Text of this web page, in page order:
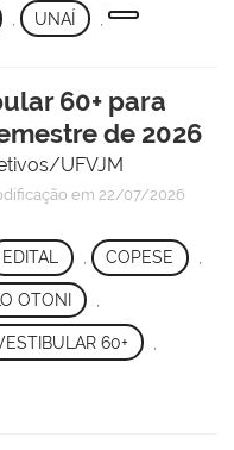
UNAÍ ,
60+ para
de 2026
UFVJM
em 22/07/2026
EDITAL , COPESE ,
OTONI
60+